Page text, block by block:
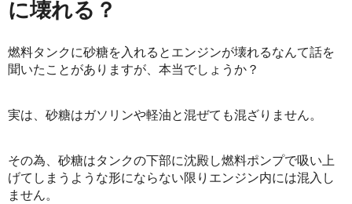
に壊れる？
燃料タンクに砂糖を入れるとエンジンが壊れるなんて話を
聞いたことがありますが、本当でしょうか？
実は、砂糖はガソリンや軽油と混ぜても混ざりません。
その為、砂糖はタンクの下部に沈殿し燃料ポンプで吸い上
げてしまうような形にならない限りエンジン内には混入し
ません。